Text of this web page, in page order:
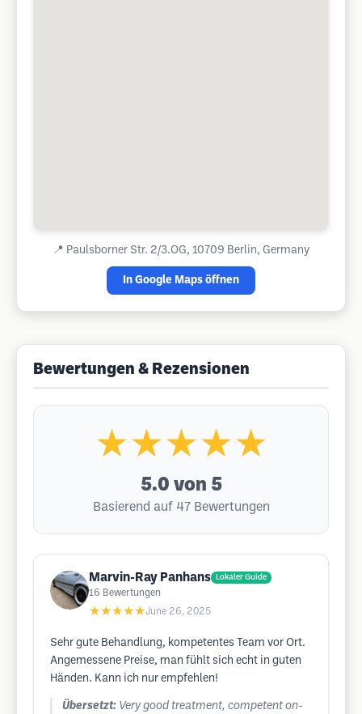
📍 Paulsborner Str. 2/3.OG, 10709 Berlin, Germany
In Google Maps öffnen
Bewertungen & Rezensionen
★★★★★
5.0 von 5
Basierend auf 47 Bewertungen
Marvin-Ray Panhans Lokaler Guide
16 Bewertungen
★★★★★June 26, 2025
Sehr gute Behandlung, kompetentes Team vor Ort.
Angemessene Preise, man fühlt sich echt in guten
Händen. Kann ich nur empfehlen!
Übersetzt: Very good treatment, competent on-